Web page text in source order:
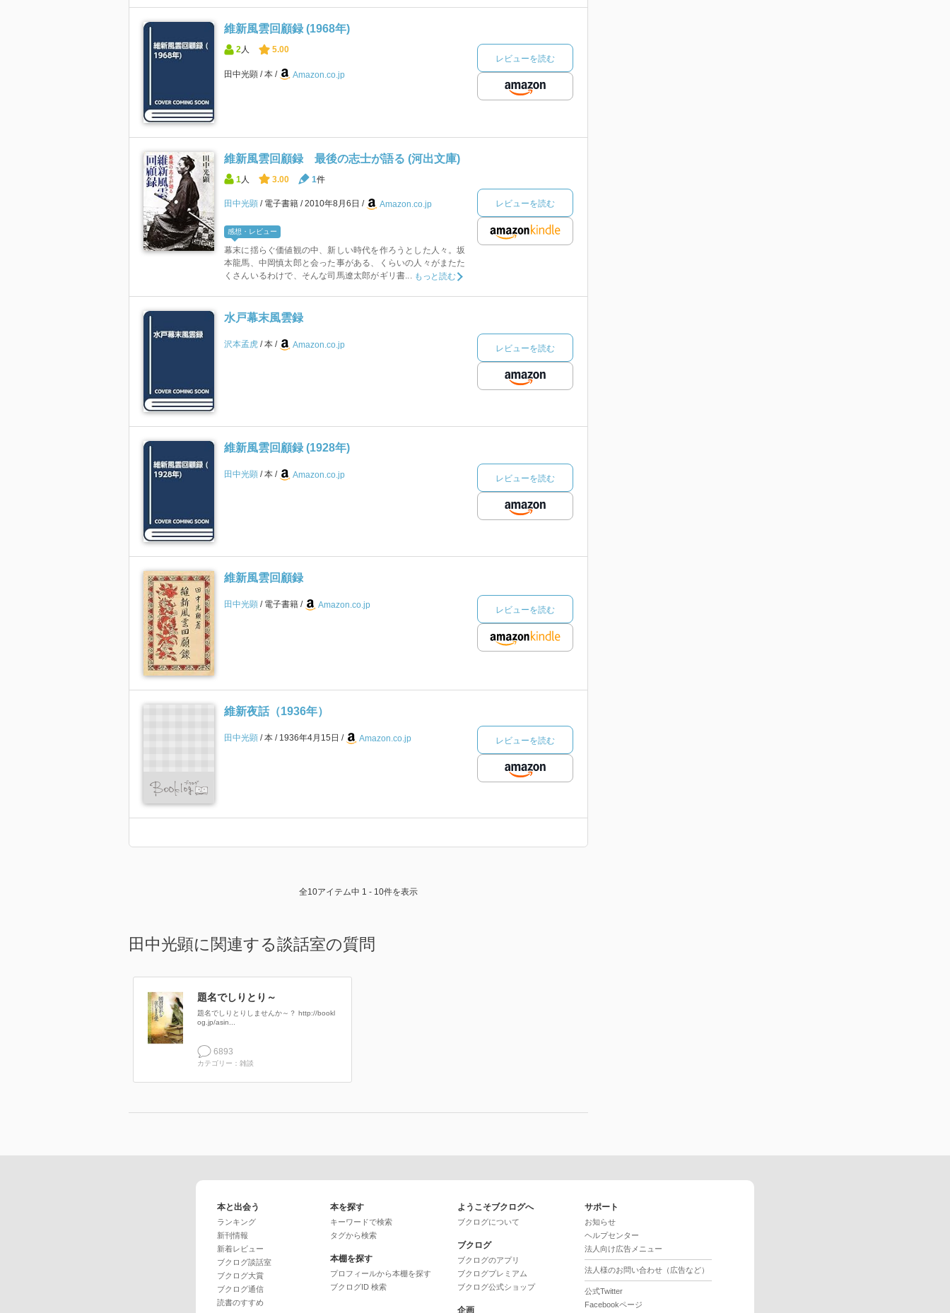
維新風雲回顧録 (1968年)
2 人 5.00
田中光顕 本 Amazon.co.jp
レビューを読む
維新風雲回顧録 最後の志士が語る (河出文庫)
1 人 3.00 1件
田中光顕 電子書籍 2010年8月6日 Amazon.co.jp
感想・レビュー
幕末に揺らぐ価値観の中、新しい時代を作ろうとした人々。坂
本龍馬、中岡慎太郎と会った事がある、くらいの人々がまたた
くさんいるわけで、そんな司馬遼太郎がギリ書... もっと読む
レビューを読む
水戸幕末風雲録
沢本孟虎 本 Amazon.co.jp レビューを読む
維新風雲回顧録 (1928年)
田中光顕 本 Amazon.co.jp レビューを読む
維新風雲回顧録
田中光顕 電子書籍 Amazon.co.jp
レビューを読む
維新夜話（1936年）
田中光顕 本 1936年4月15日 Amazon.co.jp レビューを読む
全10アイテム中 1 - 10件を表示
田中光顕に関連する談話室の質問
題名でしりとり～
題名でしりとりしませんか～？ http://bookl
og.jp/asin...
6893
カテゴリー：雑談
本と出会う
ランキング
新刊情報
新着レビュー
ブクログ談話室
ブクログ大賞
ブクログ通信
読書のすすめ
本を探す
キーワードで検索
タグから検索
本棚を探す
プロフィールから本棚を探す
ブクログID 検索
ようこそブクログへ
ブクログについて
ブクログ
ブクログのアプリ
ブクログプレミアム
ブクログ公式ショップ
企画
サポート
お知らせ
ヘルプセンター
法人向け広告メニュー
法人様のお問い合わせ（広告など）
公式Twitter
Facebookページ